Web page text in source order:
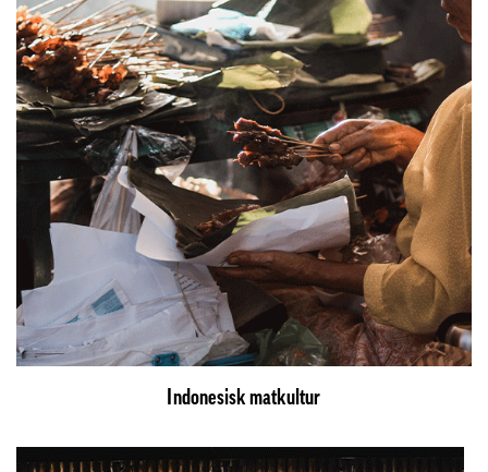
Indonesisk matkultur